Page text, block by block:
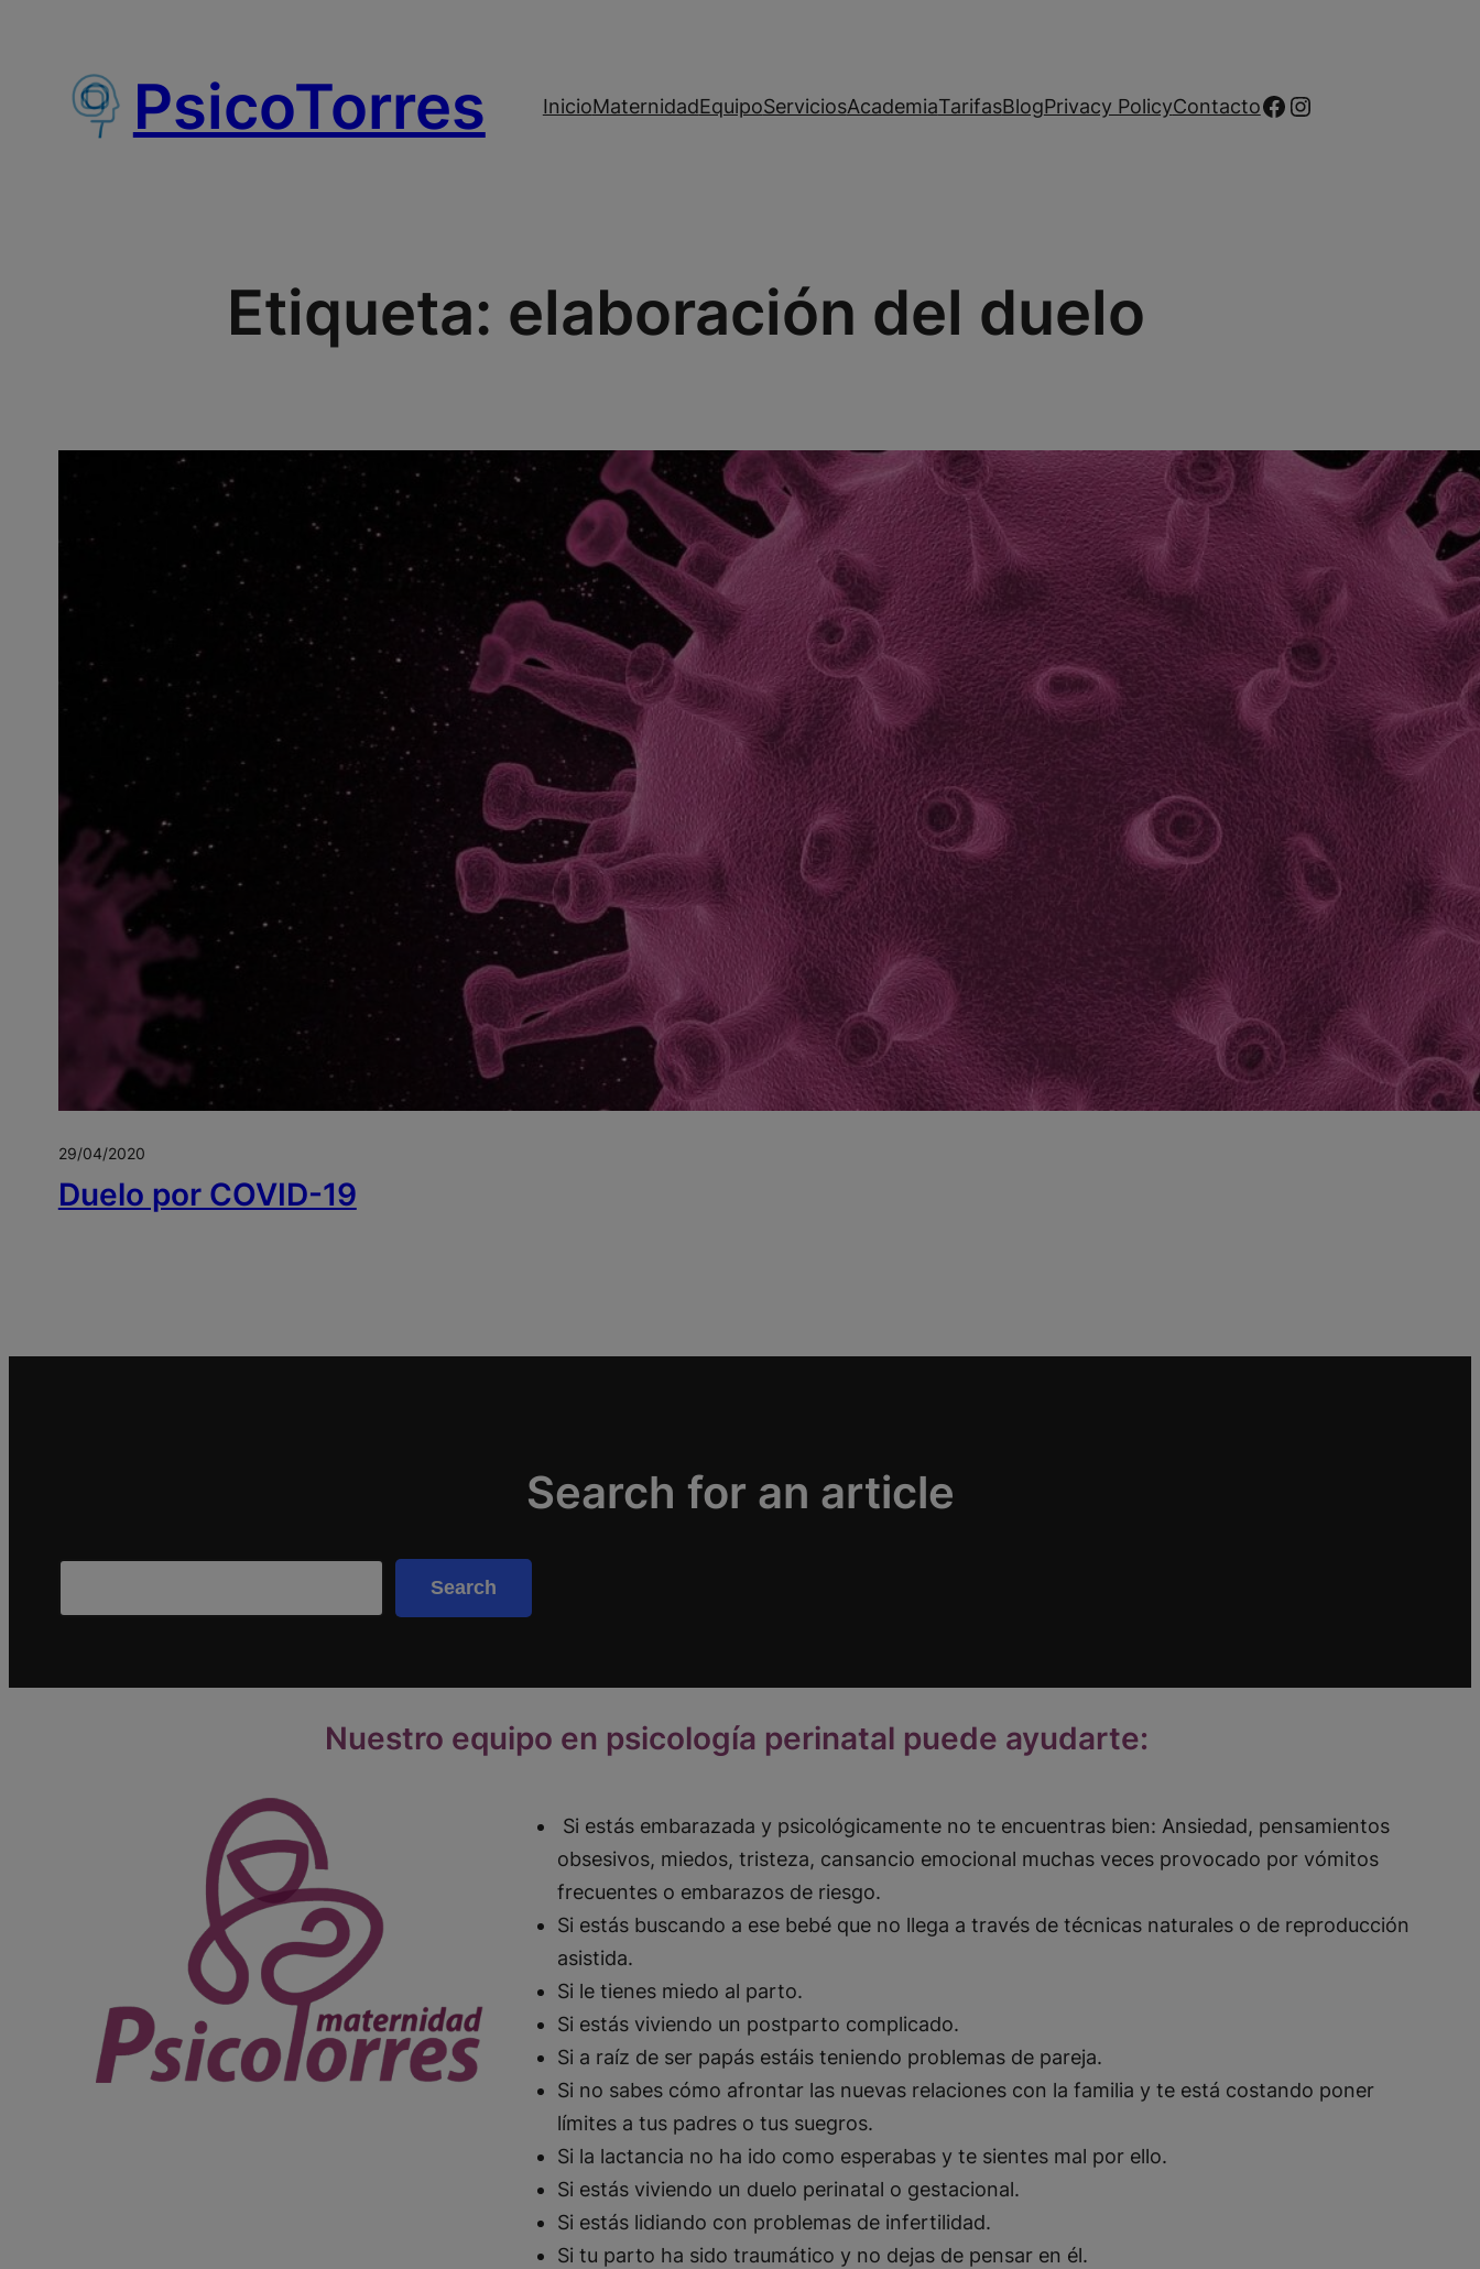
contenido
PsicoTorres InicioMaternidadEquipoServiciosAcademiaTarifasBlogPrivacy PolicyContactoFacebook
Instagram
Etiqueta: elaboración del duelo
29/04/2020
Duelo por COVID-19
Search for an article
Search
Nuestro equipo en psicología perinatal puede ayudarte:
Si estás embarazada y psicológicamente no te encuentras bien: Ansiedad, pensamientos
obsesivos, miedos, tristeza, cansancio emocional muchas veces provocado por vómitos
frecuentes o embarazos de riesgo.
Si estás buscando a ese bebé que no llega a través de técnicas naturales o de reproducción
asistida.
Si le tienes miedo al parto.
Si estás viviendo un postparto complicado.
Si a raíz de ser papás estáis teniendo problemas de pareja.
Si no sabes cómo afrontar las nuevas relaciones con la familia y te está costando poner
límites a tus padres o tus suegros.
Si la lactancia no ha ido como esperabas y te sientes mal por ello.
Si estás viviendo un duelo perinatal o gestacional.
Si estás lidiando con problemas de infertilidad.
Si tu parto ha sido traumático y no dejas de pensar en él.